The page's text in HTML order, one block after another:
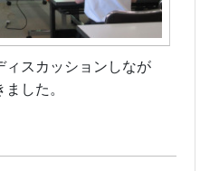
ィスカッションしなが
した。